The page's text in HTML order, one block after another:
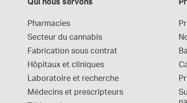
Qui nous servons
Pharmacies
Secteur du cannabis
Fabrication sous contrat
Hôpitaux et cliniques
Laboratoire et recherche
Médecins et prescripteurs